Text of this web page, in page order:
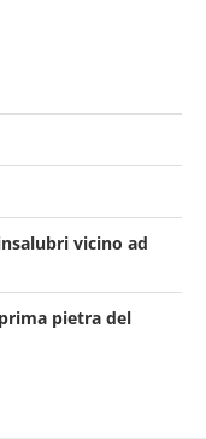
vicino ad
pietra del